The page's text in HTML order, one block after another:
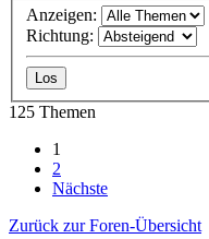
Anzeigen:
Richtung:
125 Themen
1
2
Nächste
Zurück zur Foren-Übersicht